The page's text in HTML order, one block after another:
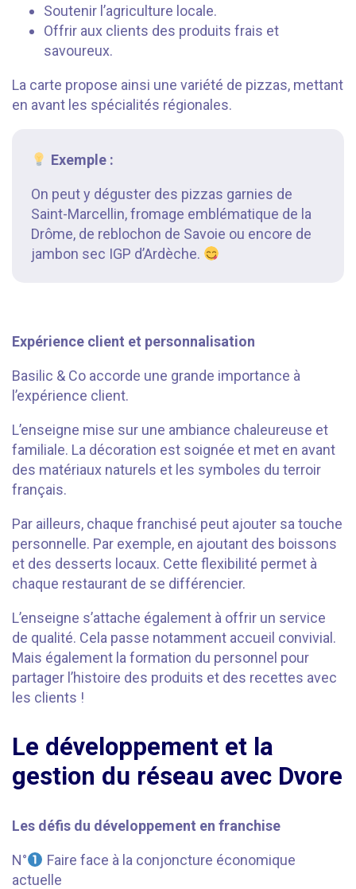
Soutenir l’agriculture locale.
Offrir aux clients des produits frais et
savoureux.
La carte propose ainsi une variété de pizzas, mettant
en avant les spécialités régionales.
Exemple :
On peut y déguster des pizzas garnies de
Saint-Marcellin, fromage emblématique de la
Drôme, de reblochon de Savoie ou encore de
jambon sec IGP d’Ardèche.
Expérience client et personnalisation
Basilic & Co accorde une grande importance à
l’expérience client.
L’enseigne mise sur une ambiance chaleureuse et
familiale. La décoration est soignée et met en avant
des matériaux naturels et les symboles du terroir
français.
Par ailleurs, chaque franchisé peut ajouter sa touche
personnelle. Par exemple, en ajoutant des boissons
et des desserts locaux. Cette flexibilité permet à
chaque restaurant de se différencier.
L’enseigne s’attache également à offrir un service
de qualité. Cela passe notamment accueil convivial.
Mais également la formation du personnel pour
partager l’histoire des produits et des recettes avec
les clients !
Le développement et la
gestion du réseau avec Dvore
Les défis du développement en franchise
N°
Faire face à la conjoncture économique
actuelle